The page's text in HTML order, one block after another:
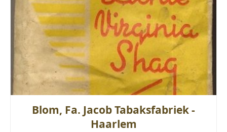
Blom, Fa. Jacob Tabaksfabriek -
Haarlem